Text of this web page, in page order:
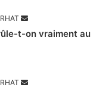
t-on vraiment au